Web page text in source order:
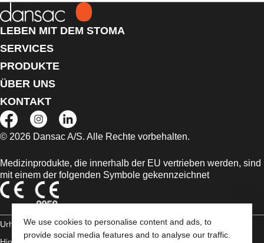
We use cookies to personalise content and ads, to
provide social media features and to analyse our traffic.
LEBEN MIT DEM STOMA
SERVICES
PRODUKTE
ÜBER UNS
KONTAKT
© 2026 Dansac A/S. Alle Rechte vorbehalten.
Medizinprodukte, die innerhalb der EU vertrieben werden, sind
mit einem der folgenden Symbole gekennzeichnet
Urheberrechts-